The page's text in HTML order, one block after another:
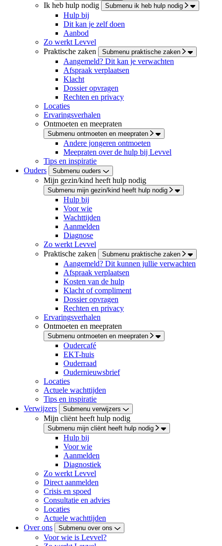
Ik heb hulp nodig Submenu ik heb hulp nodig
Hulp bij
Dit kan je zelf doen
Aanbod
Zo werkt Levvel
Praktische zaken
Submenu praktische zaken
Aangemeld? Dit kan je verwachten
Afspraak verplaatsen
Klacht
Dossier opvragen
Rechten en privacy
Locaties
Ervaringsverhalen
Ontmoeten en meepraten
Submenu ontmoeten en meepraten
Andere jongeren ontmoeten
Meepraten over de hulp bij Levvel
Tips en inspiratie
Ouders
Submenu ouders
Mijn gezin/kind heeft hulp nodig
Submenu mijn gezin/kind heeft hulp nodig
Hulp bij
Voor wie
Wachttijden
Aanmelden
Diagnose
Zo werkt Levvel
Praktische zaken
Submenu praktische zaken
Aangemeld? Dit kunnen jullie verwachten
Afspraak verplaatsen
Kosten van de hulp
Klacht of compliment
Dossier opvragen
Rechten en privacy
Ervaringsverhalen
Ontmoeten en meepraten
Submenu ontmoeten en meepraten
Oudercafé
EKT-huis
Ouderraad
Oudernieuwsbrief
Locaties
Actuele wachttijden
Tips en inspiratie
Verwijzers
Submenu verwijzers
Mijn cliënt heeft hulp nodig
Submenu mijn cliënt heeft hulp nodig
Hulp bij
Voor wie
Aanmelden
Diagnostiek
Zo werkt Levvel
Direct aanmelden
Crisis en spoed
Consultatie en advies
Locaties
Actuele wachttijden
Over ons
Submenu over ons
Voor wie is Levvel?